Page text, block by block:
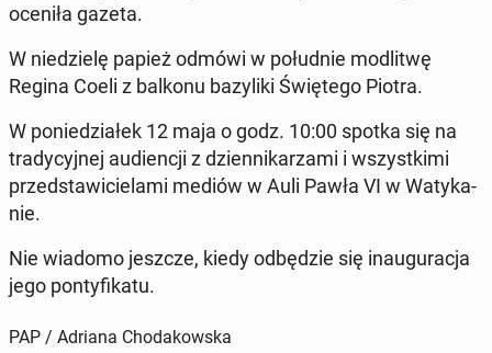
oceniła gazeta.
W nie­dzie­lę papież odmówi w po­łu­dnie mo­dli­twę
Regina Coeli z balkonu ba­zy­li­ki Świę­te­go Piotra.
W po­nie­dzia­łek 12 maja o godz. 10:00 spotka się na
tra­dy­cyj­nej au­dien­cji z dzien­ni­ka­rza­mi i wszyst­ki­mi
przed­sta­wi­cie­la­mi mediów w Auli Pawła VI w Wa­ty­ka­
nie.
Nie wiadomo jeszcze, kiedy od­bę­dzie się in­au­gu­ra­cja
jego pon­ty­fi­ka­tu.
PAP / Adriana Chodakowska